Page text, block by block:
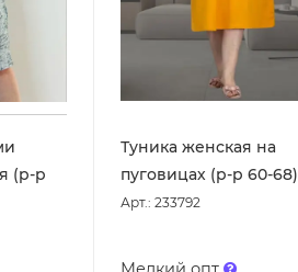
(р-р
Туника женская на
пуговицах (р-р 60-68)
Арт.: 233792